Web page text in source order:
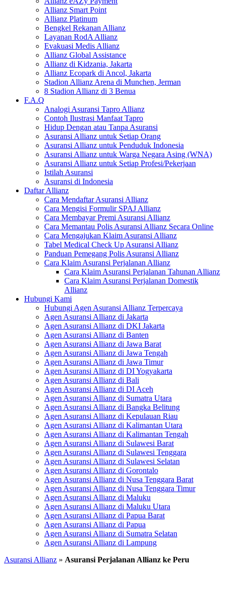
Allianz Smart Point
Allianz Platinum
Bengkel Rekanan Allianz
Layanan RodA Allianz
Evakuasi Medis Allianz
Allianz Global Assistance
Allianz di Kidzania, Jakarta
Allianz Ecopark di Ancol, Jakarta
Stadion Allianz Arena di Munchen, Jerman
8 Stadion Allianz di 3 Benua
F.A.Q
Analogi Asuransi Tapro Allianz
Contoh Ilustrasi Manfaat Tapro
Hidup Dengan atau Tanpa Asuransi
Asuransi Allianz untuk Setiap Orang
Asuransi Allianz untuk Penduduk Indonesia
Asuransi Allianz untuk Warga Negara Asing (WNA)
Asuransi Allianz untuk Setiap Profesi/Pekerjaan
Istilah Asuransi
Asuransi di Indonesia
Daftar Allianz
Cara Mendaftar Asuransi Allianz
Cara Mengisi Formulir SPAJ Allianz
Cara Membayar Premi Asuransi Allianz
Cara Memantau Polis Asuransi Allianz Secara Online
Cara Mengajukan Klaim Asuransi Allianz
Tabel Medical Check Up Asuransi Allianz
Panduan Pemegang Polis Asuransi Allianz
Cara Klaim Asuransi Perjalanan Allianz
Cara Klaim Asuransi Perjalanan Tahunan Allianz
Cara Klaim Asuransi Perjalanan Domestik
Allianz
Hubungi Kami
Hubungi Agen Asuransi Allianz Terpercaya
Agen Asuransi Allianz di Jakarta
Agen Asuransi Allianz di DKI Jakarta
Agen Asuransi Allianz di Banten
Agen Asuransi Allianz di Jawa Barat
Agen Asuransi Allianz di Jawa Tengah
Agen Asuransi Allianz di Jawa Timur
Agen Asuransi Allianz di DI Yogyakarta
Agen Asuransi Allianz di Bali
Agen Asuransi Allianz di DI Aceh
Agen Asuransi Allianz di Sumatra Utara
Agen Asuransi Allianz di Bangka Belitung
Agen Asuransi Allianz di Kepulauan Riau
Agen Asuransi Allianz di Kalimantan Utara
Agen Asuransi Allianz di Kalimantan Tengah
Agen Asuransi Allianz di Sulawesi Barat
Agen Asuransi Allianz di Sulawesi Tenggara
Agen Asuransi Allianz di Sulawesi Selatan
Agen Asuransi Allianz di Gorontalo
Agen Asuransi Allianz di Nusa Tenggara Barat
Agen Asuransi Allianz di Nusa Tenggara Timur
Agen Asuransi Allianz di Maluku
Agen Asuransi Allianz di Maluku Utara
Agen Asuransi Allianz di Papua Barat
Agen Asuransi Allianz di Papua
Agen Asuransi Allianz di Sumatra Selatan
Agen Asuransi Allianz di Lampung
Asuransi Allianz » Asuransi Perjalanan Allianz ke Peru